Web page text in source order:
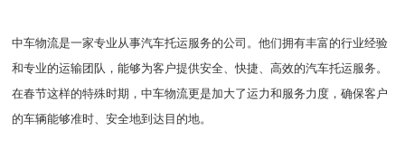
中车物流是一家专业从事汽车托运服务的公司。他们拥有丰富的行业经验
和专业的运输团队，能够为客户提供安全、快捷、高效的汽车托运服务。
在春节这样的特殊时期，中车物流更是加大了运力和服务力度，确保客户
的车辆能够准时、安全地到达目的地。